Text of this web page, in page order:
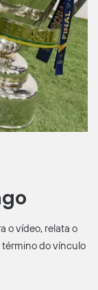
o vídeo, relata o
do vínculo